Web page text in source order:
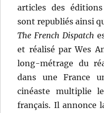
articles des
sont republiés ainsi
The French Dispatch
et réalisé par Wes
long-métrage du
dans une France
cinéaste multiplie
français. Il annonce